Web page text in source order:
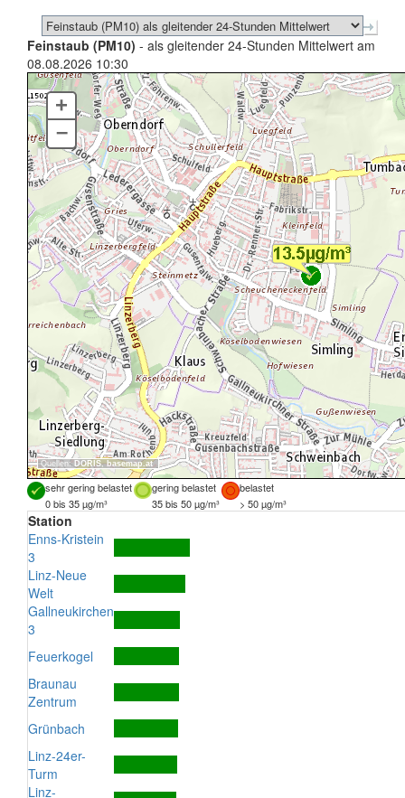
Feinstaub (PM10) - als gleitender 24-Stunden Mittelwert am
08.08.2026 10:30
Quellen: DORIS, basemap.at
+
–
sehr gering belastet gering belastet
belastet
0 bis 35 µg/m³
35 bis 50 µg/m³ > 50 µg/m³
Station
Enns-Kristein
3
Linz-Neue
Welt
Gallneukirchen
3
Feuerkogel
Braunau
Zentrum
Grünbach
Linz-24er-
Turm
Linz-